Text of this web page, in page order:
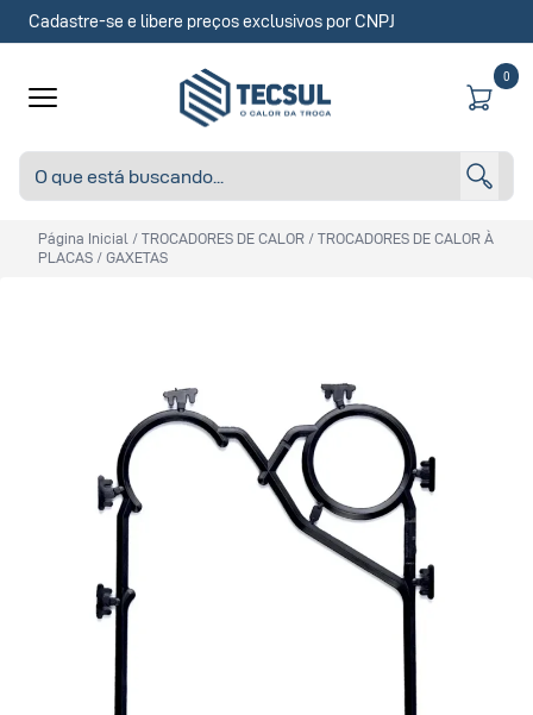
Cadastre-se e libere preços exclusivos por CNPJ
0
Página Inicial / TROCADORES DE CALOR / TROCADORES DE CALOR À
PLACAS / GAXETAS